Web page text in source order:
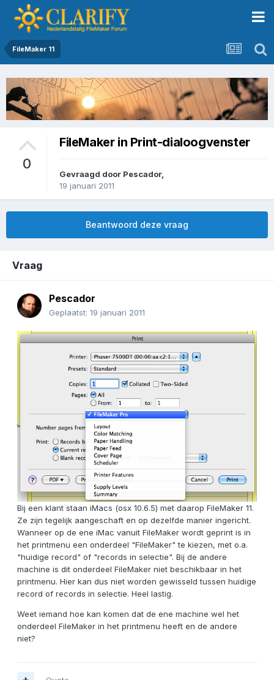
FileMaker 11
0
FileMaker in Print-dialoogvenster
Gevraagd door Pescador,
19 januari 2011
Beantwoord deze vraag
Vraag
Pescador
Geplaatst: 19 januari 2011
Bij een klant staan iMacs (osx 10.6.5) met daarop FileMaker 11.
Ze zijn tegelijk aangeschaft en op dezelfde manier ingericht.
Wanneer op de ene iMac vanuit FileMaker wordt geprint is in
het printmenu een onderdeel "FileMaker" te kiezen, met o.a.
"huidige record" of "records in selectie". Bij de andere
machine is dit onderdeel FileMaker niet beschikbaar in het
printmenu. Hier kan dus niet worden gewisseld tussen huidige
record of records in selectie. Heel lastig.
Weet iemand hoe kan komen dat de ene machine wel het
onderdeel FileMaker in het printmenu heeft en de andere
niet?